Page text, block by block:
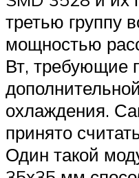
третью группу
мощностью
Вт, требующие
охлаждения.
принято
Один такой